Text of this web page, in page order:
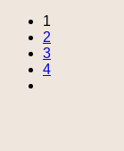
1
2
3
4